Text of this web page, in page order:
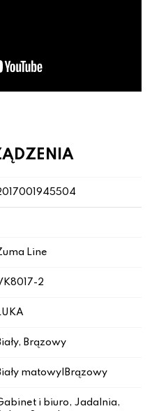
Line
2
Brązowy
matowy|Brązowy
i biuro, Jadalnia,